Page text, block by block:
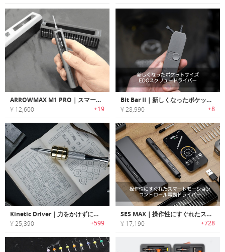
ARROWMAX M1 PRO｜スマートモーションコントロール搭載の電動スクリュードライバー
¥ 12,600 +19
Bit Bar II｜新しくなったポケットサイズEDCスクリュードライバー「ビットバーII」
¥ 28,990 +8
Kinetic Driver｜力をかけずにネジ締めできるスクリュードライバー「キネティックドライバー」
¥ 25,390 +599
SES MAX｜操作性にすぐれたスマートモーションコントロール電動ドライバー
¥ 17,190 +728